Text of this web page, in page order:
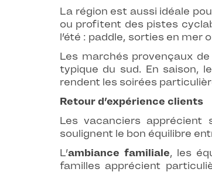
La région est aussi idéale
ou profitent des pistes
l’été : paddle, sorties en mer
Les marchés provençaux
typique du sud. En saison,
rendent les soirées
Retour d’expérience clients
Les vacanciers apprécient
soulignent le bon équilibre
L’ambiance familiale, les
familles apprécient